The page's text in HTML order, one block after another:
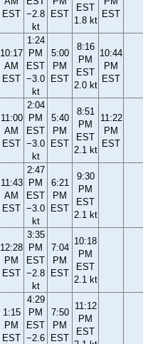
EST −2.8
kt
EST
EST
1.8 kt
EST
10:17
AM
EST
1:24
PM
EST
−3.0
kt
5:00
PM
EST
8:16
PM
EST
2.0 kt
10:44
PM
EST
11:00
AM
EST
2:04
PM
EST
−3.0
kt
5:40
PM
EST
8:51
PM
EST
2.1 kt
11:22
PM
EST
11:43
AM
EST
2:47
PM
EST
−3.0
kt
6:21
PM
EST
9:30
PM
EST
2.1 kt
12:28
PM
EST
3:35
PM
EST
−2.8
kt
7:04
PM
EST
10:18
PM
EST
2.1 kt
1:15
PM
EST
4:29
PM
EST
−2.6
7:50
PM
EST
11:12
PM
EST